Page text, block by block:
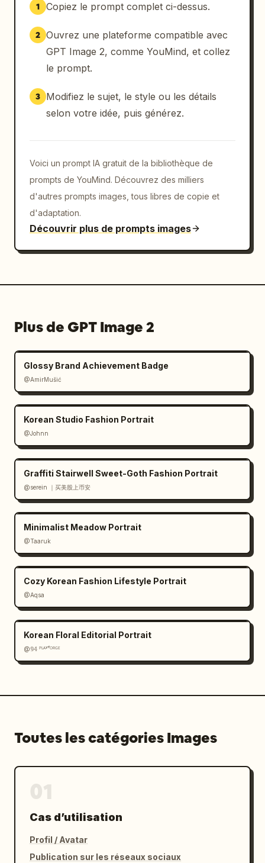
1 Copiez le prompt complet ci-dessus.
2 Ouvrez une plateforme compatible avec
GPT Image 2, comme YouMind, et collez
le prompt.
3
Modifiez le sujet, le style ou les détails
selon votre idée, puis générez.
Voici un prompt IA gratuit de la bibliothèque de
prompts de YouMind. Découvrez des milliers
d'autres prompts images, tous libres de copie et
d'adaptation.
Découvrir plus de prompts images
Plus de GPT Image 2
Glossy Brand Achievement Badge
@AmirMušić
Korean Studio Fashion Portrait
@Johnn
Graffiti Stairwell Sweet-Goth Fashion Portrait
@serein ｜买美股上币安
Minimalist Meadow Portrait
@Taaruk
Cozy Korean Fashion Lifestyle Portrait
@Aqsa
Korean Floral Editorial Portrait
@𝟡𝟜 ᴾᴸᴬʸᶠᴼᴿᴳᴱ
Toutes les catégories Images
Cas d’utilisation
Profil / Avatar
Publication sur les réseaux sociaux